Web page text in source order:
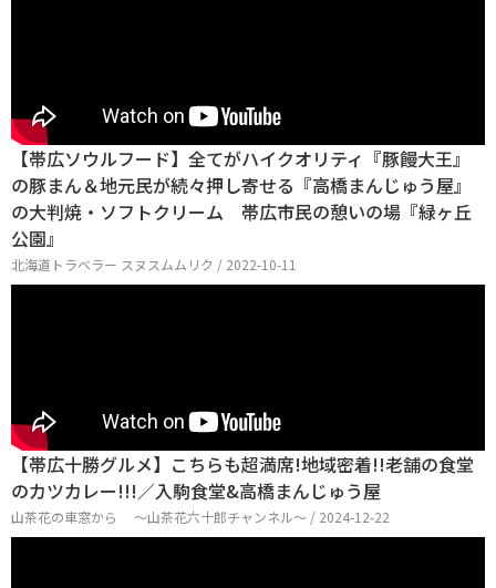
【帯広ソウルフード】全てがハイクオリティ『豚饅大王』
の豚まん＆地元民が続々押し寄せる『高橋まんじゅう屋』
の大判焼・ソフトクリーム 帯広市民の憩いの場『緑ヶ丘
公園』
北海道トラベラー スヌスムムリク / 2022-10-11
【帯広十勝グルメ】こちらも超満席!地域密着!!老舗の食堂
のカツカレー!!!／入駒食堂&高橋まんじゅう屋
山茶花の車窓から ～山茶花六十郎チャンネル～ / 2024-12-22